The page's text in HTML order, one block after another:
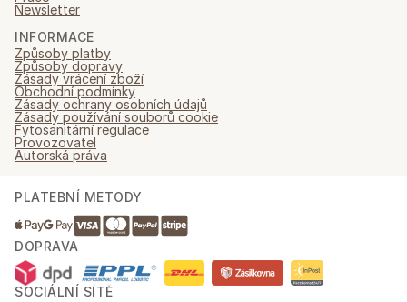
Newsletter
INFORMACE
Způsoby platby
Způsoby dopravy
Zásady vrácení zboží
Obchodní podmínky
Zásady ochrany osobních údajů
Zásady používání souborů cookie
Fytosanitární regulace
Provozovatel
Autorská práva
PLATEBNÍ METODY
DOPRAVA
SOCIÁLNÍ SÍTĚ